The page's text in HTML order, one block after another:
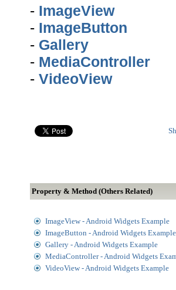
- ImageView
- ImageButton
- Gallery
- MediaController
- VideoView
Property & Method (Others Related)
ImageView - Android Widgets Example
ImageButton - Android Widgets Example
Gallery - Android Widgets Example
MediaController - Android Widgets
VideoView - Android Widgets Example